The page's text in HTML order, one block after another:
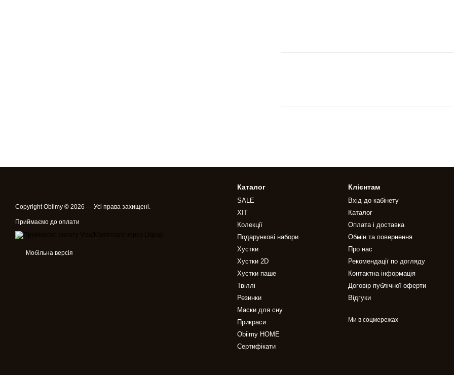
Copyright Obiimy © 2026 — Усі права захищені.
Приймаємо до оплати
Мобільна версія
Каталог
SALE
ХІТ
Колекції
Подарункові набори
Хустки
Хустки 2D
Хустки паше
Твіллі
Резинки
Маски для сну
Прикраси
Obiimy HOME
Сертифікати
Клієнтам
Вхід до кабінету
Каталог
Оплата і доставка
Обмін та повернення
Про нас
Рекомендації по догляду
Контактна інформація
Договір публічної оферти
Відгуки
Ми в соцмережах